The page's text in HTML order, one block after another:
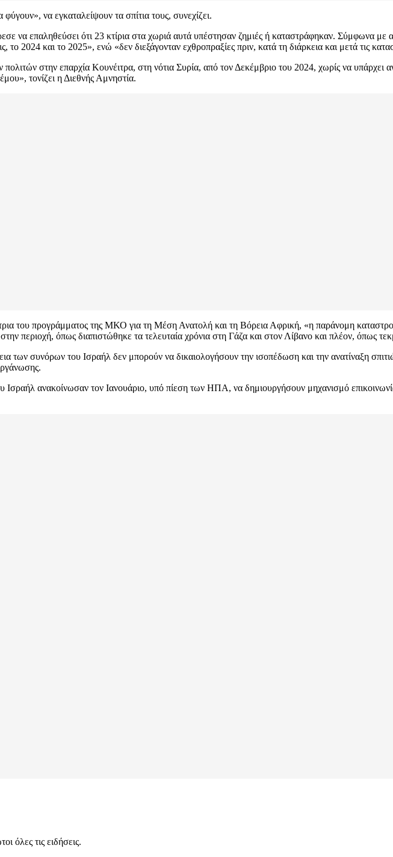
να εγκαταλείψουν τα σπίτια τους, συνεχίζει.
να επαληθεύσει ότι 23 κτίρια στα χωριά αυτά υπέστησαν ζημιές ή καταστράφηκαν. Σύμφωνα με
το 2024 και το 2025», ενώ «δεν διεξάγονταν εχθροπραξίες πριν, κατά τη διάρκεια και μετά τις
στην επαρχία Κουνέιτρα, στη νότια Συρία, από τον Δεκέμβριο του 2024, χωρίς να υπάρχει
τονίζει η Διεθνής Αμνηστία.
του προγράμματος της ΜΚΟ για τη Μέση Ανατολή και τη Βόρεια Αφρική, «η παράνομη
περιοχή, όπως διαπιστώθηκε τα τελευταία χρόνια στη Γάζα και στον Λίβανο και πλέον, όπως
των συνόρων του Ισραήλ δεν μπορούν να δικαιολογήσουν την ισοπέδωση και την ανατίναξη
Ισραήλ ανακοίνωσαν τον Ιανουάριο, υπό πίεση των ΗΠΑ, να δημιουργήσουν μηχανισμό
όλες τις ειδήσεις.